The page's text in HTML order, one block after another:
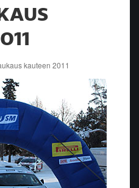
kauteen 2011